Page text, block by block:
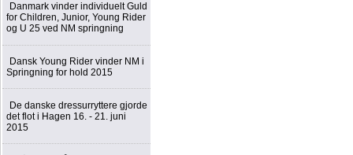
Danmark vinder individuelt Guld
for Children, Junior, Young Rider
og U 25 ved NM springning
Dansk Young Rider vinder NM i
Springning for hold 2015
De danske dressurryttere gjorde
det flot i Hagen 16. - 21. juni
2015